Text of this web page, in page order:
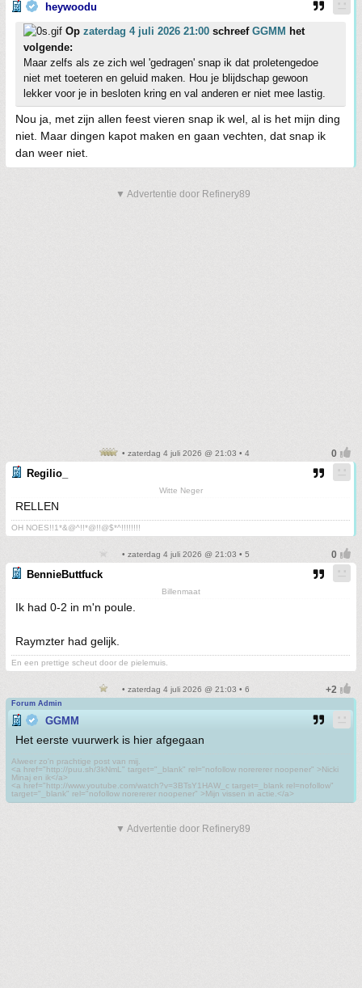
heywoodu
Op zaterdag 4 juli 2026 21:00 schreef GGMM het
volgende:
Maar zelfs als ze zich wel 'gedragen' snap ik dat proletengedoe
niet met toeteren en geluid maken. Hou je blijdschap gewoon
lekker voor je in besloten kring en val anderen er niet mee lastig.
Nou ja, met zijn allen feest vieren snap ik wel, al is het mijn ding
niet. Maar dingen kapot maken en gaan vechten, dat snap ik
dan weer niet.
▼ Advertentie door Refinery89
• zaterdag 4 juli 2026 @ 21:03 • 4
Regilio_
Witte Neger
RELLEN
OH NOES!!1*&@^!!*@!!@$*^!!!!!!!!
• zaterdag 4 juli 2026 @ 21:03 • 5
BennieButtfuck
Billenmaat
Ik had 0-2 in m'n poule.
Raymzter had gelijk.
En een prettige scheut door de pielemuis.
• zaterdag 4 juli 2026 @ 21:03 • 6
Forum Admin
GGMM
Het eerste vuurwerk is hier afgegaan
Alweer zo'n prachtige post van mij.
<a href="http://puu.sh/3kNmL" target="_blank" rel="nofollow norererer noopener" >Nicki
Minaj en ik</a>
<a href="http://www.youtube.com/watch?v=3BTsY1HAW_c target=_blank rel=nofollow"
target="_blank" rel="nofollow norererer noopener" >Mijn vissen in actie.</a>
▼ Advertentie door Refinery89